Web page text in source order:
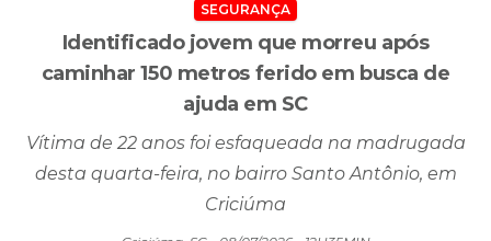
SEGURANÇA
Identificado jovem que morreu após
caminhar 150 metros ferido em busca de
ajuda em SC
Vítima de 22 anos foi esfaqueada na madrugada
desta quarta-feira, no bairro Santo Antônio, em
Criciúma